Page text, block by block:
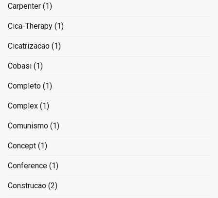
Carpenter (1)
Cica-Therapy (1)
Cicatrizacao (1)
Cobasi (1)
Completo (1)
Complex (1)
Comunismo (1)
Concept (1)
Conference (1)
Construcao (2)